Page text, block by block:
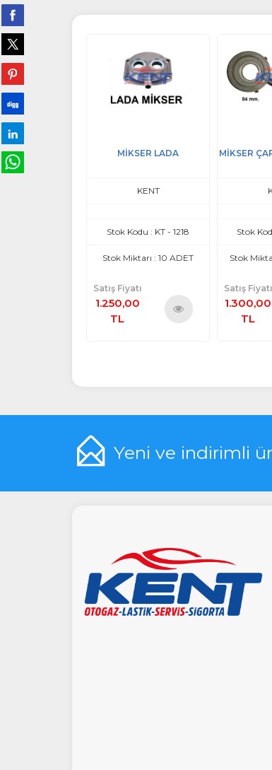
LADA MİKSER ÇAP 74mm/ 84mm
KENT
Stok Kodu : KT - 1222
Stok Miktarı : 20+ ADET
Satış Fiyatı
1.300,00
TL
MİKSER
Stok
Stok
Satış Fiyatı
1.250,00
TL
Yeni ve indirimli